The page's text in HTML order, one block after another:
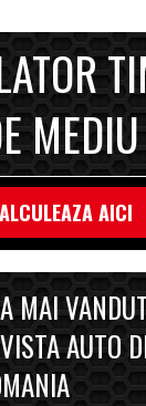
MEDIU
AICI
MAI
AUTO